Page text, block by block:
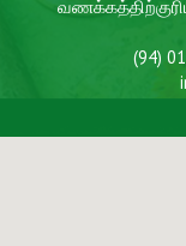
(94)